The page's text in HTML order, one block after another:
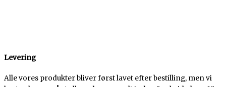
Levering
Alle vores produkter bliver først lavet efter bestilling, men vi